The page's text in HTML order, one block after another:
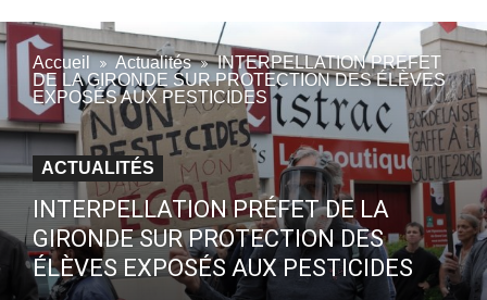
Accueil Actualités
INTERPELLATION PRÉFET
DE LA GIRONDE SUR PROTECTION DES ÉLÈVES
EXPOSÉS AUX PESTICIDES
ACTUALITÉS
INTERPELLATION PRÉFET DE LA
GIRONDE SUR PROTECTION DES
ÉLÈVES EXPOSÉS AUX PESTICIDES